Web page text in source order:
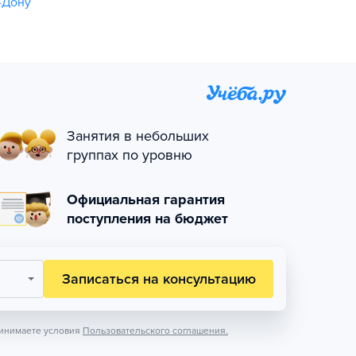
Занятия в небольших
группах по уровню
Официальная гарантия
поступления на бюджет
Записаться на консультацию
условия Пользовательского соглашения.